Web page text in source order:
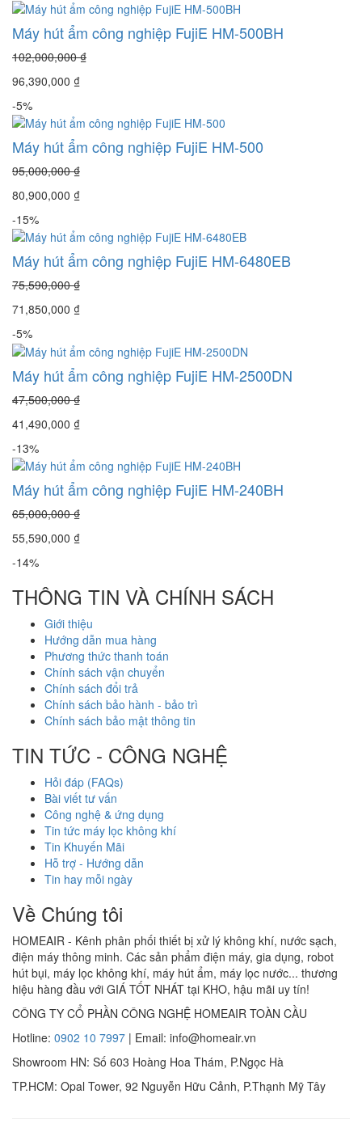
Máy hút ẩm công nghiệp FujiE HM-500BH
102,000,000 ₫
96,390,000 ₫
-5%
Máy hút ẩm công nghiệp FujiE HM-500
95,000,000 ₫
80,900,000 ₫
-15%
Máy hút ẩm công nghiệp FujiE HM-6480EB
75,590,000 ₫
71,850,000 ₫
-5%
Máy hút ẩm công nghiệp FujiE HM-2500DN
47,500,000 ₫
41,490,000 ₫
-13%
Máy hút ẩm công nghiệp FujiE HM-240BH
65,000,000 ₫
55,590,000 ₫
-14%
THÔNG TIN VÀ CHÍNH SÁCH
Giới thiệu
Hướng dẫn mua hàng
Phương thức thanh toán
Chính sách vận chuyển
Chính sách đổi trả
Chính sách bảo hành - bảo trì
Chính sách bảo mật thông tin
TIN TỨC - CÔNG NGHỆ
Hỏi đáp (FAQs)
Bài viết tư vấn
Công nghệ & ứng dụng
Tin tức máy lọc không khí
Tin Khuyến Mãi
Hỗ trợ - Hướng dẫn
Tin hay mỗi ngày
Về Chúng tôi
HOMEAIR - Kênh phân phối thiết bị xử lý không khí, nước sạch,
điện máy thông minh. Các sản phẩm điện máy, gia dụng, robot
hút bụi, máy lọc không khí, máy hút ẩm, máy lọc nước... thương
hiệu hàng đầu với GIÁ TỐT NHÁT tại KHO, hậu mãi uy tín!
CÔNG TY CỔ PHẦN CÔNG NGHỆ HOMEAIR TOÀN CẦU
Hotline: 0902 10 7997 | Email: info@homeair.vn
Showroom HN: Số 603 Hoàng Hoa Thám, P.Ngọc Hà
TP.HCM: Opal Tower, 92 Nguyễn Hữu Cảnh, P.Thạnh Mỹ Tây